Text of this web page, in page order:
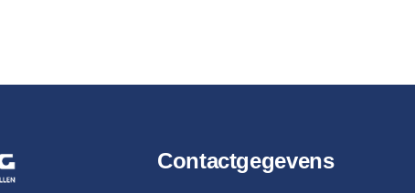
Contactgegevens